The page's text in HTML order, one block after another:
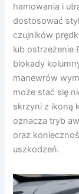
hamowania i
dostosować
czujników
lub ostrzeżenie
blokady
manewrów
może stać się
skrzyni z ikoną
oznacza tryb
oraz
uszkodzeń.